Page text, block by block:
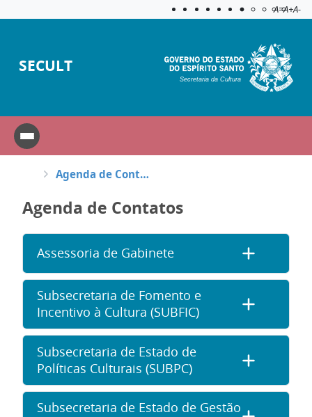
Aplicar
A=A+A-
SECULT
Secretaria da Cultura
Agenda de Contatos
Agenda de Contatos
Assessoria de Gabinete
Subsecretaria de Fomento e
Incentivo à Cultura (SUBFIC)
Subsecretaria de Estado de
Políticas Culturais (SUBPC)
Subsecretaria de Estado de Gestão